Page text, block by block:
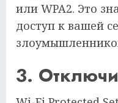
или WPA2. Это
доступ к вашей
3.